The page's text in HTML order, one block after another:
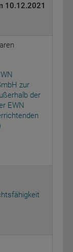
10.12.2021
zur
der
EWN